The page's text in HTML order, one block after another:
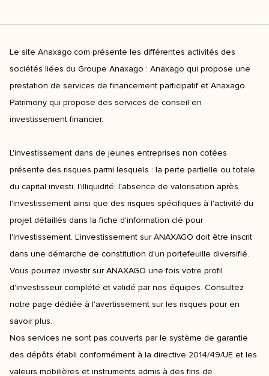
Le site Anaxago.com présente les différentes activités des
sociétés liées du Groupe Anaxago : Anaxago qui propose une
prestation de services de financement participatif et Anaxago
Patrimony qui propose des services de conseil en
investissement financier.
L'investissement dans de jeunes entreprises non cotées
présente des risques parmi lesquels : la perte partielle ou totale
du capital investi, l'illiquidité, l'absence de valorisation après
l'investissement ainsi que des risques spécifiques à l'activité du
projet détaillés dans la fiche d'information clé pour
l'investissement. L'investissement sur ANAXAGO doit être inscrit
dans une démarche de constitution d'un portefeuille diversifié.
Vous pourrez investir sur ANAXAGO une fois votre profil
d'investisseur complété et validé par nos équipes. Consultez
notre page dédiée à l'avertissement sur les risques pour en
savoir plus.
Nos services ne sont pas couverts par le système de garantie
des dépôts établi conformément à la directive 2014/49/UE et les
valeurs mobilières et instruments admis à des fins de